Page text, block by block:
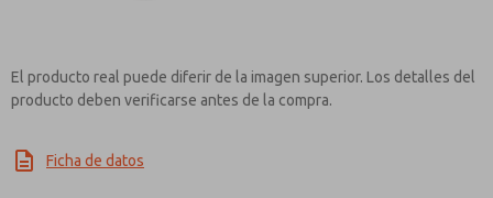
El producto real puede diferir de la imagen superior. Los detalles del
producto deben verificarse antes de la compra.
Ficha de datos